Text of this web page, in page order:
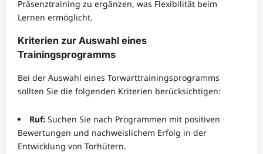
Präsenztraining zu ergänzen, was Flexibilität beim
Lernen ermöglicht.
Kriterien zur Auswahl eines
Trainingsprogramms
Bei der Auswahl eines Torwarttrainingsprogramms
sollten Sie die folgenden Kriterien berücksichtigen:
Ruf: Suchen Sie nach Programmen mit positiven
Bewertungen und nachweislichem Erfolg in der
Entwicklung von Torhütern.